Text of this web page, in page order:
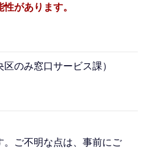
があります。
のみ窓口サービス課）
。ご不明な点は、事前にご